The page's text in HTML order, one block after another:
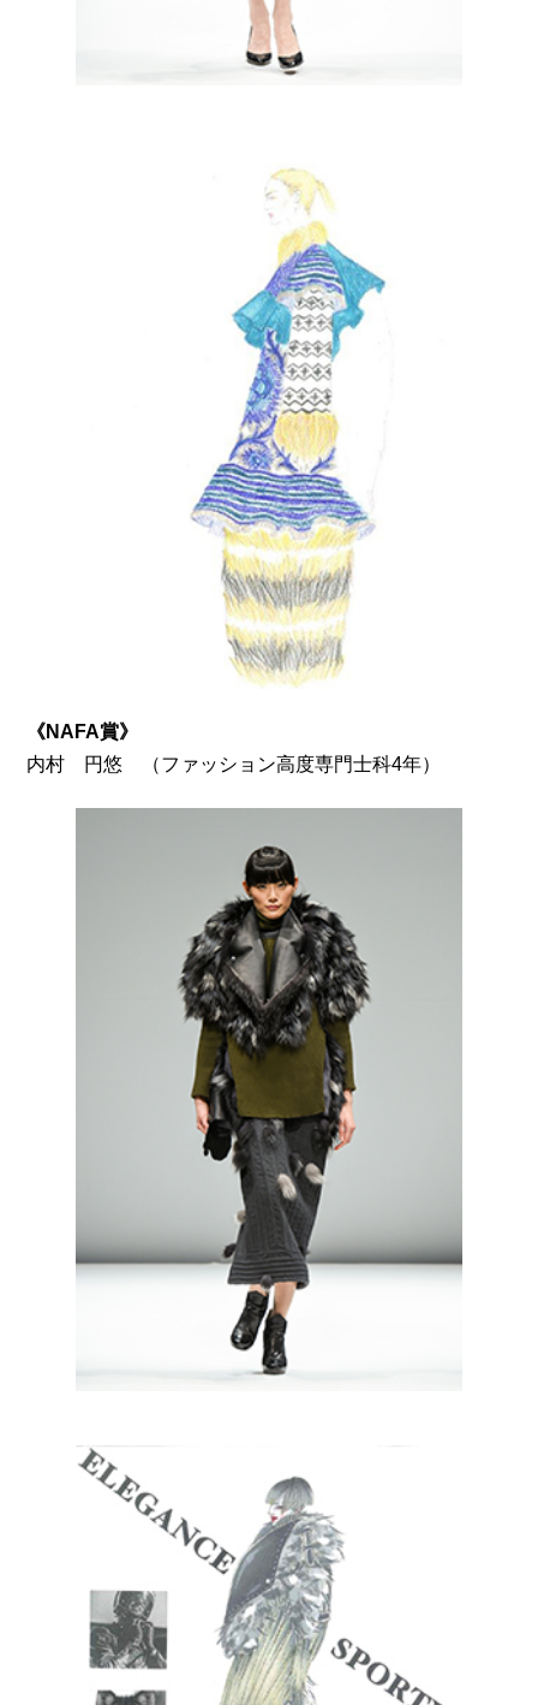
《NAFA賞》
内村 円悠
（ファッション高度専門士科4年）